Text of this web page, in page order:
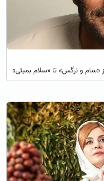
«سام و نرگس» تا «سلام بمبئی»